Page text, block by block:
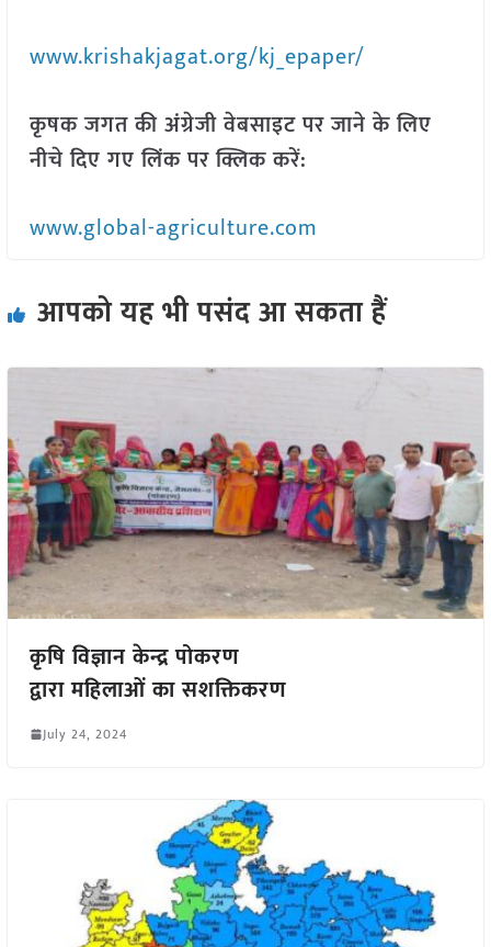
www.krishakjagat.org/kj_epaper/
कृषक जगत की अंग्रेजी वेबसाइट पर जाने के लिए
नीचे दिए गए लिंक पर क्लिक करें:
www.global-agriculture.com
आपको यह भी पसंद आ सकता हैं
कृषि विज्ञान केन्द्र पोकरण
द्वारा महिलाओं का सशक्तिकरण
July 24, 2024